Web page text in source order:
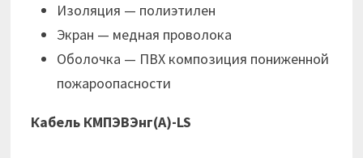
Изоляция — полиэтилен
Экран — медная проволока
Оболочка — ПВХ композиция пониженной
пожароопасности
Кабель КМПЭВЭнг(А)-LS